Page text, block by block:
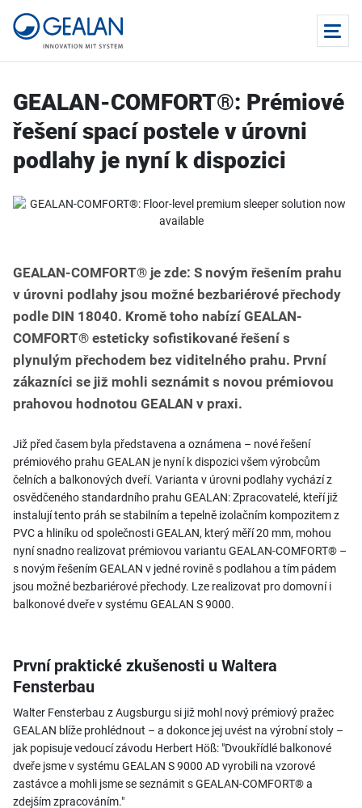
GEALAN-COMFORT®: Prémiové
řešení spací postele v úrovni
podlahy je nyní k dispozici
GEALAN-COMFORT® je zde: S novým řešením prahu
v úrovni podlahy jsou možné bezbariérové přechody
podle DIN 18040. Kromě toho nabízí GEALAN-
COMFORT® esteticky sofistikované řešení s
plynulým přechodem bez viditelného prahu. První
zákazníci se již mohli seznámit s novou prémiovou
prahovou hodnotou GEALAN v praxi.
Již před časem byla představena a oznámena – nové řešení
prémiového prahu GEALAN je nyní k dispozici všem výrobcům
čelních a balkonových dveří. Varianta v úrovni podlahy vychází z
osvědčeného standardního prahu GEALAN: Zpracovatelé, kteří již
instalují tento práh se stabilním a tepelně izolačním kompozitem z
PVC a hliníku od společnosti GEALAN, který měří 20 mm, mohou
nyní snadno realizovat prémiovou variantu GEALAN-COMFORT® –
s novým řešením GEALAN v jedné rovině s podlahou a tím pádem
jsou možné bezbariérové přechody. Lze realizovat pro domovní i
balkonové dveře v systému GEALAN S 9000.
První praktické zkušenosti u Waltera
Fensterbau
Walter Fensterbau z Augsburgu si již mohl nový prémiový pražec
GEALAN blíže prohlédnout – a dokonce jej uvést na výrobní stoly –
jak popisuje vedoucí závodu Herbert Höß: "Dvoukřídlé balkonové
dveře jsme v systému GEALAN S 9000 AD vyrobili na vzorové
zastávce a mohli jsme se seznámit s GEALAN-COMFORT® a
zdejším zpracováním."